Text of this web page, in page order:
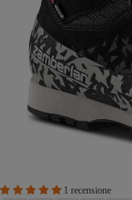
1 recensione